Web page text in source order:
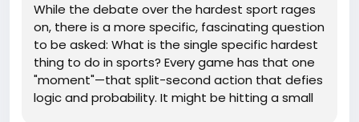
While the debate over the hardest sport rages
on, there is a more specific, fascinating question
to be asked: What is the single specific hardest
thing to do in sports? Every game has that one
"moment"—that split-second action that defies
logic and probability. It might be hitting a small